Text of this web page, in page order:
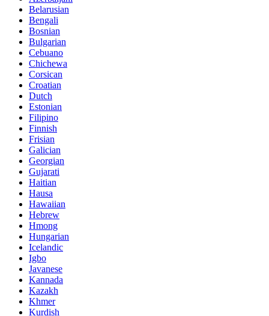
Belarusian
Bengali
Bosnian
Bulgarian
Cebuano
Chichewa
Corsican
Croatian
Dutch
Estonian
Filipino
Finnish
Frisian
Galician
Georgian
Gujarati
Haitian
Hausa
Hawaiian
Hebrew
Hmong
Hungarian
Icelandic
Igbo
Javanese
Kannada
Kazakh
Khmer
Kurdish